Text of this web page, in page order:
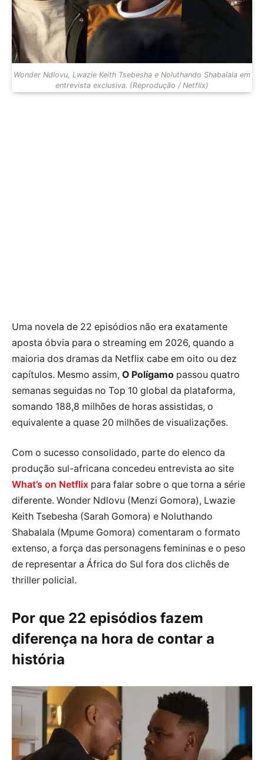
Wonder Ndlovu, Lwazie Keith Tsebesha e Noluthando Shabalala em
entrevista exclusiva. (Reprodução / Netflix)
Uma novela de 22 episódios não era exatamente
aposta óbvia para o streaming em 2026, quando a
maioria dos dramas da Netflix cabe em oito ou dez
capítulos. Mesmo assim, O Polígamo passou quatro
semanas seguidas no Top 10 global da plataforma,
somando 188,8 milhões de horas assistidas, o
equivalente a quase 20 milhões de visualizações.
Com o sucesso consolidado, parte do elenco da
produção sul-africana concedeu entrevista ao site
What’s on Netflix para falar sobre o que torna a série
diferente. Wonder Ndlovu (Menzi Gomora), Lwazie
Keith Tsebesha (Sarah Gomora) e Noluthando
Shabalala (Mpume Gomora) comentaram o formato
extenso, a força das personagens femininas e o peso
de representar a África do Sul fora dos clichês de
thriller policial.
Por que 22 episódios fazem
diferença na hora de contar a
história